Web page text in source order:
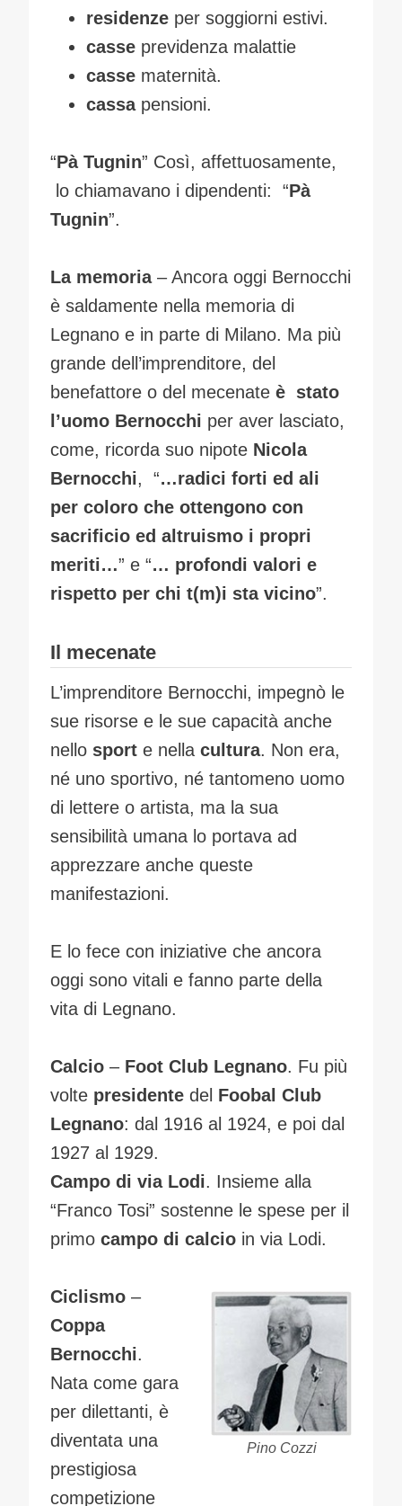
residenze per soggiorni estivi.
casse previdenza malattie
casse maternità.
cassa pensioni.
“Pà Tugnin” Così, affettuosamente,
lo chiamavano i dipendenti: “Pà
Tugnin”.
La memoria– Ancora oggi Bernocchi
è saldamente nella memoria di
Legnano e in parte di Milano. Ma più
grande dell’imprenditore, del
benefattore o del mecenate è stato
l’uomo Bernocchi per aver lasciato,
come, ricorda suo nipote Nicola
Bernocchi, “…radici forti ed ali
per coloro che ottengono con
sacrificio ed altruismo i propri
meriti…” e “… profondi valori e
rispetto per chi t(m)i sta vicino”.
Il mecenate
L’imprenditore Bernocchi, impegnò le
sue risorse e le sue capacità anche
nello sport e nella cultura. Non era,
né uno sportivo, né tantomeno uomo
di lettere o artista, ma la sua
sensibilità umana lo portava ad
apprezzare anche queste
manifestazioni.
E lo fece con iniziative che ancora
oggi sono vitali e fanno parte della
vita di Legnano.
Calcio – Foot Club Legnano. Fu più
volte presidente del Foobal Club
Legnano: dal 1916 al 1924, e poi dal
1927 al 1929.
Campo di via Lodi. Insieme alla
“Franco Tosi” sostenne le spese per il
primo campo di calcio in via Lodi.
Pino Cozzi
Ciclismo –
Coppa
Bernocchi.
Nata come gara
per dilettanti, è
diventata una
prestigiosa
competizione